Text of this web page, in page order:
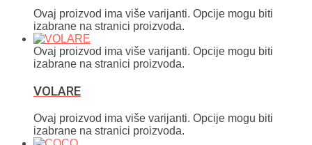
Ovaj proizvod ima više varijanti. Opcije mogu biti
izabrane na stranici proizvoda.
Ovaj proizvod ima više varijanti. Opcije mogu biti
izabrane na stranici proizvoda.
VOLARE
Ovaj proizvod ima više varijanti. Opcije mogu biti
izabrane na stranici proizvoda.